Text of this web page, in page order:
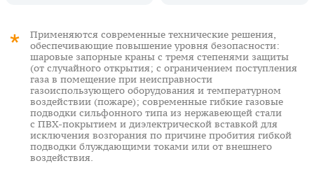
Применяются современные технические решения,
обеспечивающие повышение уровня безопасности:
шаровые запорные краны с тремя степенями защиты
(от случайного открытия; с ограничением поступления
газа в помещение при неисправности
газоиспользующего оборудования и температурном
воздействии (пожаре); современные гибкие газовые
подводки сильфонного типа из нержавеющей стали
с ПВХ-покрытием и диэлектрической вставкой для
исключения возгорания по причине пробития гибкой
подводки блуждающими токами или от внешнего
воздействия.